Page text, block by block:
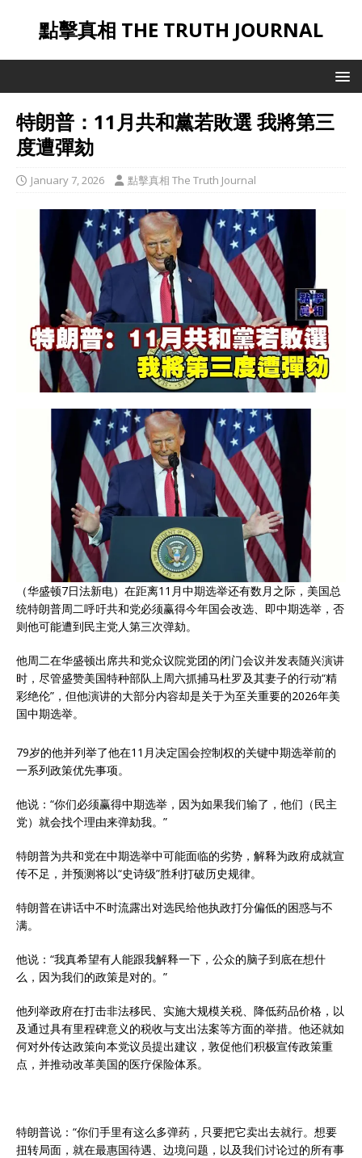
點擊真相 THE TRUTH JOURNAL
特朗普：11月共和黨若敗選 我將第三
度遭彈劾
January 7, 2026 點擊真相 The Truth Journal
（华盛顿7日法新电）在距离11月中期选举还有数月之际，美国总
统特朗普周二呼吁共和党必须赢得今年国会改选、即中期选举，否
则他可能遭到民主党人第三次弹劾。
他周二在华盛顿出席共和党众议院党团的闭门会议并发表随兴演讲
时，尽管盛赞美国特种部队上周六抓捕马杜罗及其妻子的行动“精
彩绝伦”，但他演讲的大部分内容却是关于为至关重要的2026年美
国中期选举。
79岁的他并列举了他在11月决定国会控制权的关键中期选举前的
一系列政策优先事项。
他说：“你们必须赢得中期选举，因为如果我们输了，他们（民主
党）就会找个理由来弹劾我。”
特朗普为共和党在中期选举中可能面临的劣势，解释为政府成就宣
传不足，并预测将以“史诗级”胜利打破历史规律。
特朗普在讲话中不时流露出对选民给他执政打分偏低的困惑与不
满。
他说：“我真希望有人能跟我解释一下，公众的脑子到底在想什
么，因为我们的政策是对的。”
他列举政府在打击非法移民、实施大规模关税、降低药品价格，以
及通过具有里程碑意义的税收与支出法案等方面的举措。他还就如
何对外传达政策向本党议员提出建议，敦促他们积极宣传政策重
点，并推动改革美国的医疗保险体系。
特朗普说：“你们手里有这么多弹药，只要把它卖出去就行。想要
扭转局面，就在最惠国待遇、边境问题，以及我们讨论过的所有事